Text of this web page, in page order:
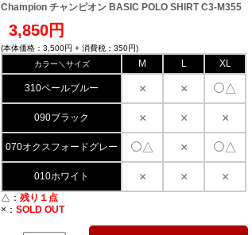
Champion チャンピオン BASIC POLO SHIRT C3-M355
3,850円
(本体価格：3,500円 + 消費税：350円)
カラー＼サイズ
M L XL
310ペールブルー × × △
090ブラック × × ×
070オクスフォードグレー △ × △
010ホワイト × × ×
△： 残り１点
×： SOLD OUT